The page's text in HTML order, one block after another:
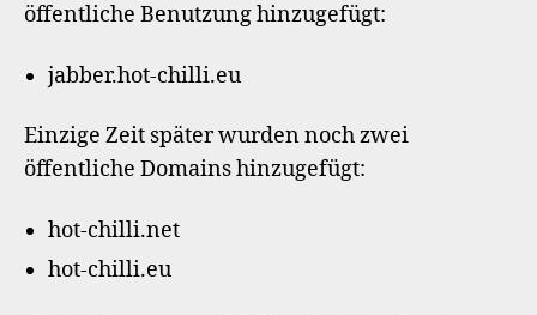
öffentliche Benutzung hinzugefügt:
jabber.hot-chilli.eu
Einzige Zeit später wurden noch zwei
öffentliche Domains hinzugefügt:
hot-chilli.net
hot-chilli.eu